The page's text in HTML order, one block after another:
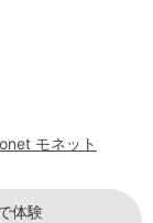
モネット
体験